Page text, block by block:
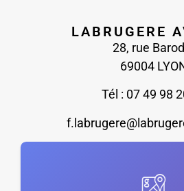
LABRUGERE
28, rue
69004
Tél : 07 49 98